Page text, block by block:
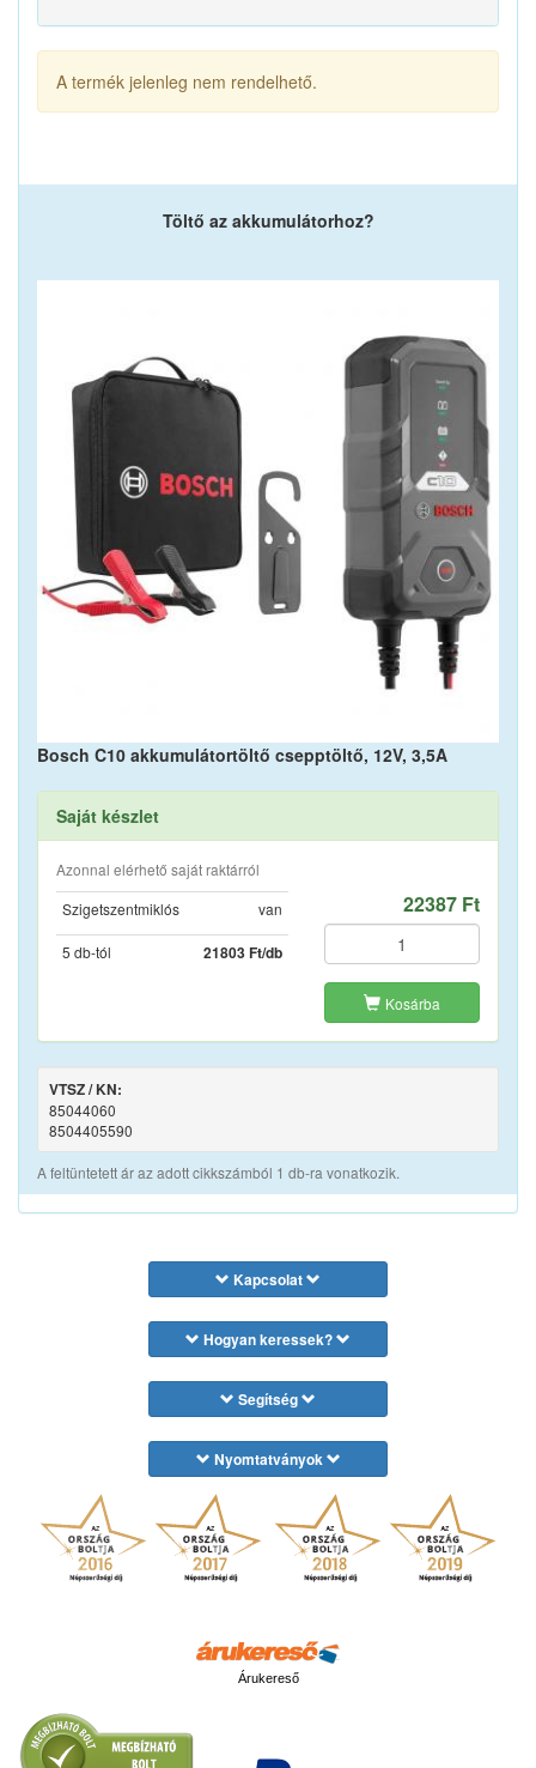
A termék jelenleg nem rendelhető.
Töltő az akkumulátorhoz?
Bosch C10 akkumulátortöltő csepptöltő, 12V, 3,5A
Saját készlet
Azonnal elérhető saját raktárról
Szigetszentmiklós
van
5 db-tól 21803 Ft/db
22387 Ft
Kosárba
VTSZ / KN:
85044060
8504405590
A feltüntetett ár az adott cikkszámból 1 db-ra vonatkozik.
Kapcsolat
Hogyan keressek?
Segítség
Nyomtatványok
Árukereső